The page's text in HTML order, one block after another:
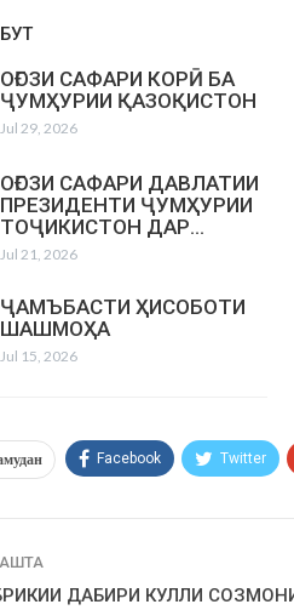
ОҒОЗИ САФАРИ КОРӢ БА
ҶУМҲУРИИ ҚАЗОҚИСТОН
Jul 29, 2026
ОҒОЗИ САФАРИ ДАВЛАТИИ
ПРЕЗИДЕНТИ ҶУМҲУРИИ
ТОҶИКИСТОН ДАР…
Jul 21, 2026
ҶАМЪБАСТИ ҲИСОБОТИ
ШАШМОҲА
Jul 15, 2026
Facebook Twitter
ДАБИРИ КУЛЛИ